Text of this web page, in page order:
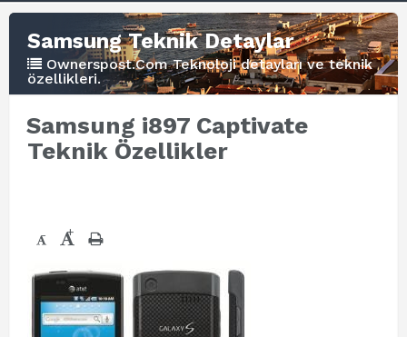
Samsung Teknik Detaylar
Ownerspost.Com Teknoloji detayları ve teknik
özellikleri.
Samsung i897 Captivate
Teknik Özellikler
- +